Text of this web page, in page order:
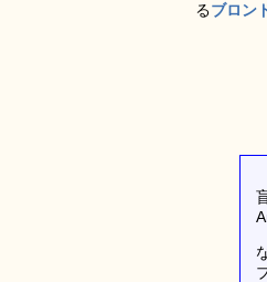
るブロン